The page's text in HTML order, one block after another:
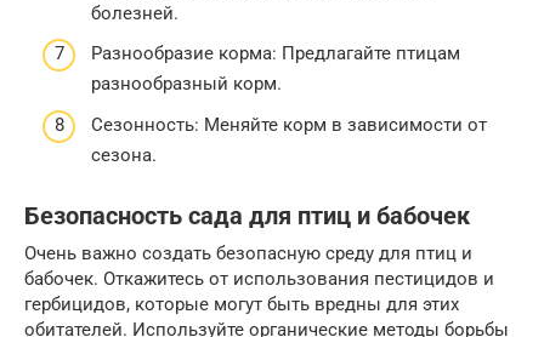
болезней.
Разнообразие корма: Предлагайте птицам
разнообразный корм.
Сезонность: Меняйте корм в зависимости от
сезона.
Безопасность сада для птиц и бабочек
Очень важно создать безопасную среду для птиц и
бабочек. Откажитесь от использования пестицидов и
гербицидов, которые могут быть вредны для этих
обитателей. Используйте органические методы борьбы